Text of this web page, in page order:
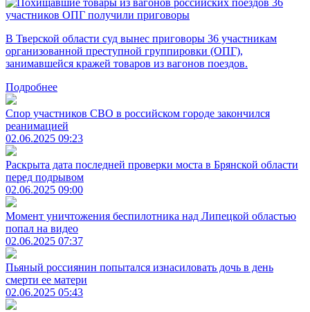
В Тверской области суд вынес приговоры 36 участникам
организованной преступной группировки (ОПГ),
занимавшейся кражей товаров из вагонов поездов.
Подробнее
Спор участников СВО в российском городе закончился
реанимацией
02.06.2025 09:23
Раскрыта дата последней проверки моста в Брянской области
перед подрывом
02.06.2025 09:00
Момент уничтожения беспилотника над Липецкой областью
попал на видео
02.06.2025 07:37
Пьяный россиянин попытался изнасиловать дочь в день
смерти ее матери
02.06.2025 05:43